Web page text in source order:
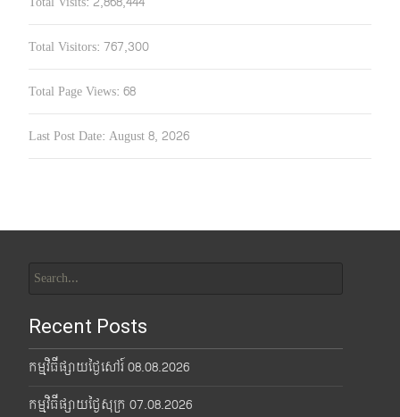
Total Visitors: 767,300
Total Page Views: 68
Last Post Date: August 8, 2026
for:
Recent Posts
កម្មវិធីផ្សាយថ្ងៃសៅរ៍ 08.08.2026
កម្មវិធីផ្សាយថ្ងៃសុក្រ 07.08.2026